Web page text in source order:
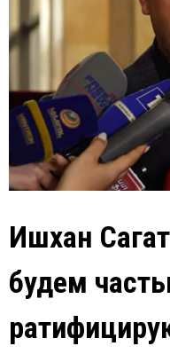
Ишхан
будем